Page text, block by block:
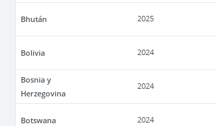
Bhután 2025
Bolivia 2024
Bosnia y
Herzegovina
2024
Botswana 2024